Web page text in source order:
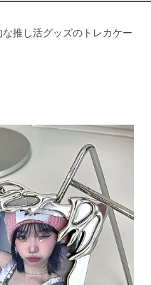
推し活グッズのトレカケー